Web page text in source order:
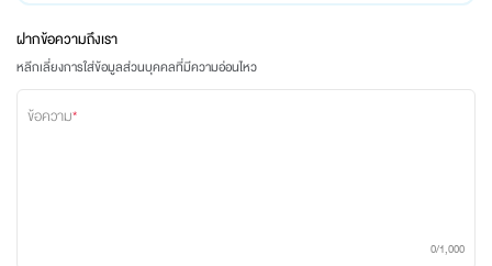
ฝากข้อความถึงเรา
หลีกเลี่ยงการใส่ข้อมูลส่วนบุคคลที่มีความอ่อนไหว
ข้อความ*
0/1,000